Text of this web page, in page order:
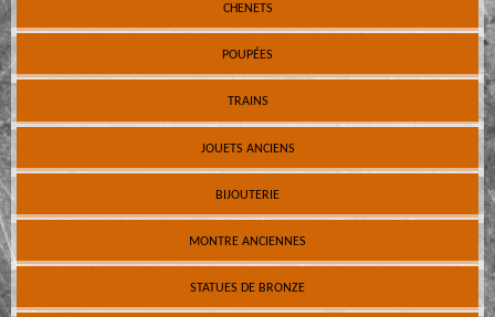
CHENETS
POUPÉES
TRAINS
JOUETS ANCIENS
BIJOUTERIE
MONTRE ANCIENNES
STATUES DE BRONZE